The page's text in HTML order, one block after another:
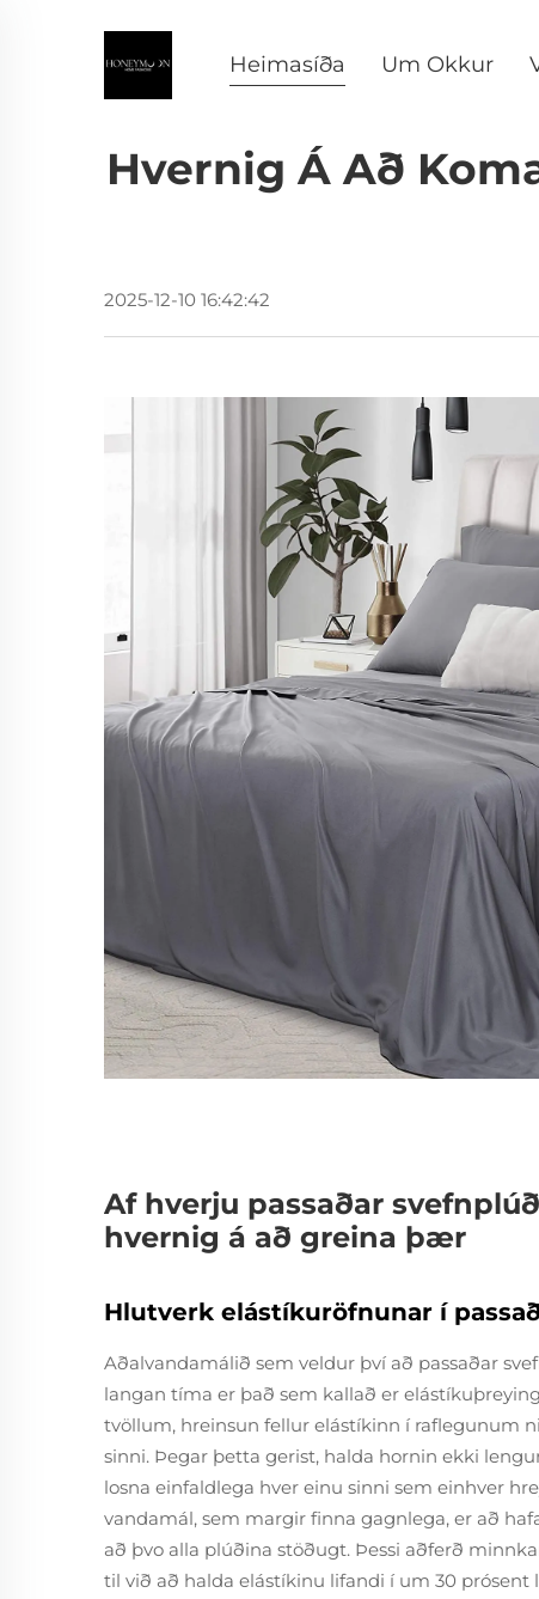
Heimasíða Um Okkur
Hvernig Á Að
2025-12-10 16:42:42
Af hverju passaðar
hvernig á að greina þær
Hlutverk elástíkuröfnunar í
Aðalvandamálið sem veldur því að passaðar
langan tíma er það sem kallað er
tvöllum, hreinsun fellur elástíkinn í raflegunum
sinni. Þegar þetta gerist, halda hornin ekki
losna einfaldlega hver einu sinni sem einhver
vandamál, sem margir finna gagnlega, er að
að þvo alla plúðina stöðugt. Þessi aðferð
til við að halda elástíkinu lifandi í um 30